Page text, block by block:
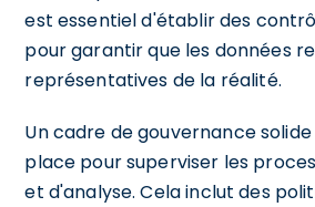
est essentiel d'établir des
pour garantir que les données
représentatives de la réalité.
Un cadre de gouvernance
place pour superviser les
et d'analyse. Cela inclut des